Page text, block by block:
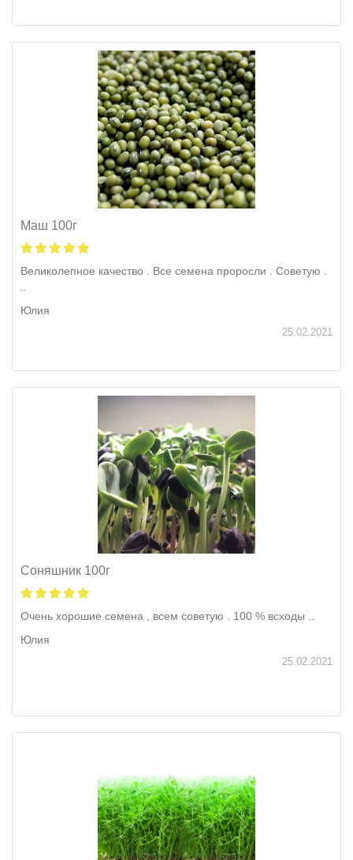
Маш 100г
Великолепное качество . Все семена проросли . Советую .
Юлия
25.02.2021
Соняшник 100г
Очень хорошие семена , всем советую . 100 % всходы ..
Юлия
25.02.2021